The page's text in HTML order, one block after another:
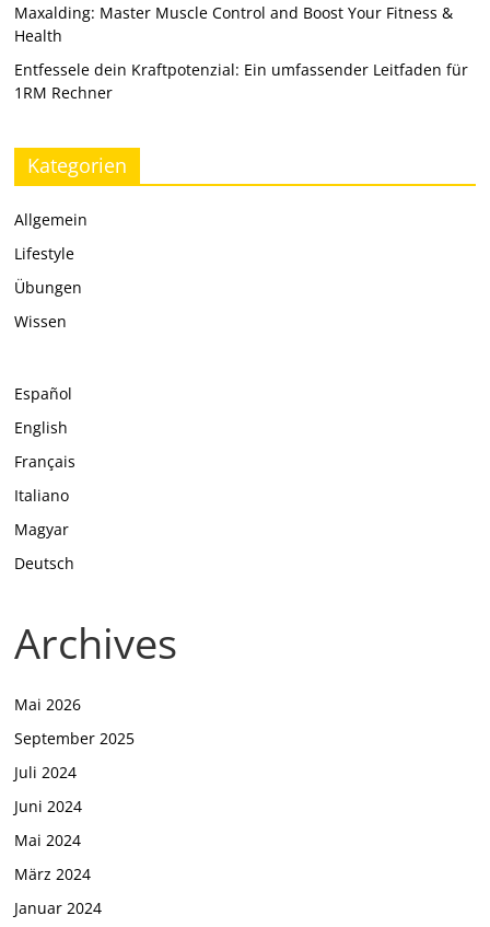
Maxalding: Master Muscle Control and Boost Your Fitness &
Health
Entfessele dein Kraftpotenzial: Ein umfassender Leitfaden für
1RM Rechner
Kategorien
Allgemein
Lifestyle
Übungen
Wissen
Español
English
Français
Italiano
Magyar
Deutsch
Archives
Mai 2026
September 2025
Juli 2024
Juni 2024
Mai 2024
März 2024
Januar 2024